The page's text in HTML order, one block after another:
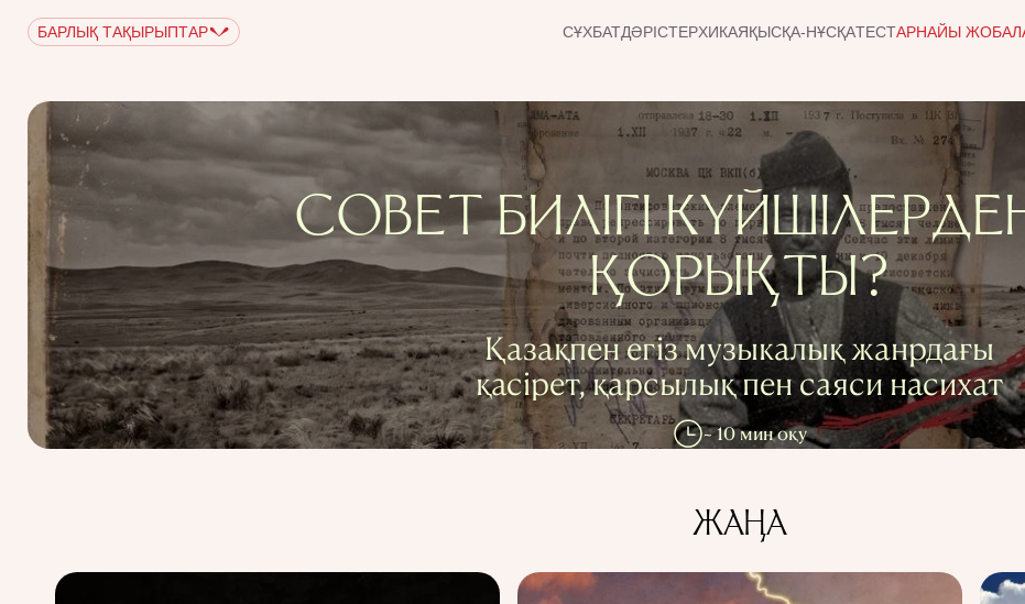
БАРЛЫҚ ТАҚЫРЫПТАР СҰХБАТДӘРІСТЕРХИКАЯҚЫСҚА-НҰСҚАТЕСТАРНАЙЫ
СОВЕТ БИЛІГІ
ҚОРЫҚТЫ?
Қазақпен егіз музыкалық жанрдағы
қасірет, қарсылық пен саяси насихат
~ 10 мин оқу
ЖАҢА